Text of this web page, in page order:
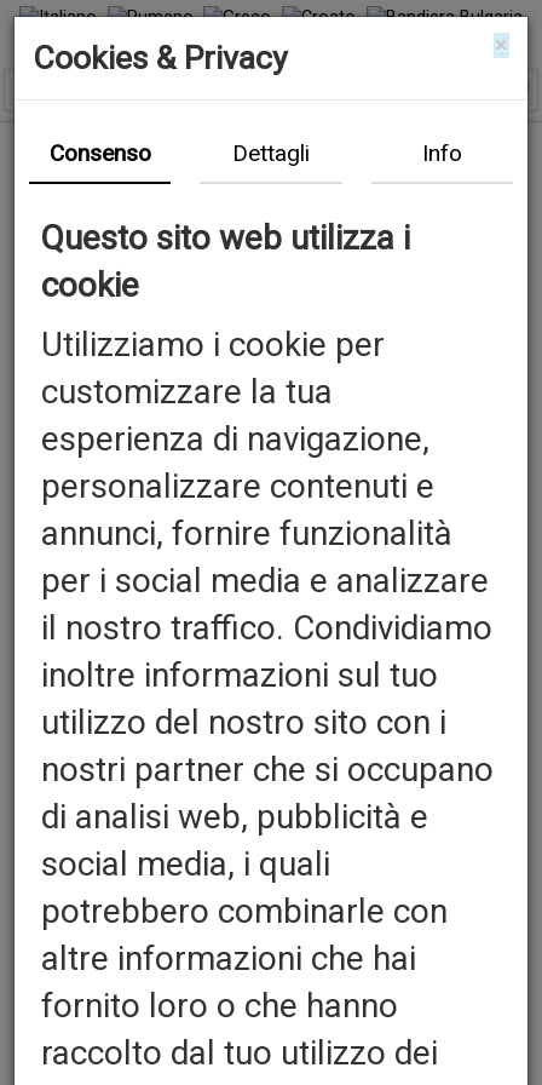
Previous
Perforator s različitim
koracima i visinama
×
Cookies & Privacy
Consenso Dettagli Info
Questo sito web utilizza i
cookie
Utilizziamo i cookie per
customizzare la tua
esperienza di navigazione,
personalizzare contenuti e
annunci, fornire funzionalità
per i social media e analizzare
il nostro traffico. Condividiamo
inoltre informazioni sul tuo
utilizzo del nostro sito con i
nostri partner che si occupano
di analisi web, pubblicità e
social media, i quali
potrebbero combinarle con
altre informazioni che hai
fornito loro o che hanno
raccolto dal tuo utilizzo dei